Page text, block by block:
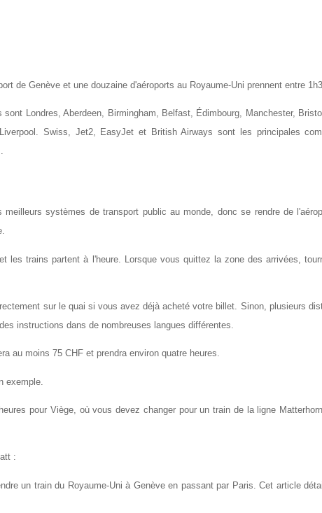
de Genève et une douzaine d'aéroports au Royaume-Uni prennent entre
sont Londres, Aberdeen, Birmingham, Belfast, Édimbourg, Manchester,
Swiss, Jet2, EasyJet et British Airways sont les principales
meilleurs systèmes de transport public au monde, donc se rendre de
les trains partent à l'heure. Lorsque vous quittez la zone des arrivées,
sur le quai si vous avez déjà acheté votre billet. Sinon, plusieurs
instructions dans de nombreuses langues différentes.
au moins 75 CHF et prendra environ quatre heures.
exemple.
pour Viège, où vous devez changer pour un train de la ligne
:
un train du Royaume-Uni à Genève en passant par Paris. Cet article